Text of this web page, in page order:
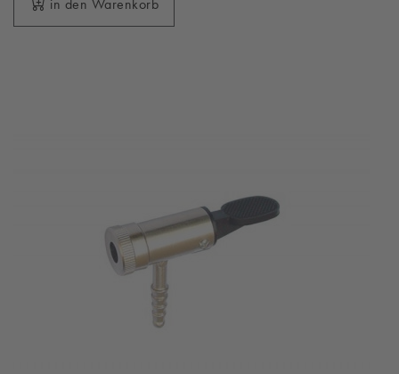
in den Warenkorb